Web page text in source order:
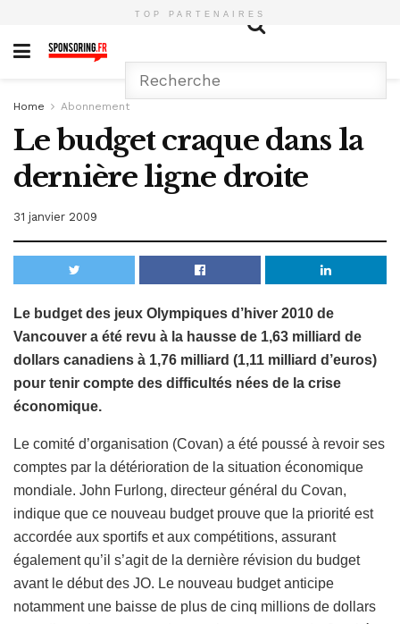
TOP PARTENAIRES
Home Abonnement
Le budget craque dans la
dernière ligne droite
31 janvier 2009
Le budget des jeux Olympiques d’hiver 2010 de
Vancouver a été revu à la hausse de 1,63 milliard de
dollars canadiens à 1,76 milliard (1,11 milliard d’euros)
pour tenir compte des difficultés nées de la crise
économique.
Le comité d’organisation (Covan) a été poussé à revoir ses
comptes par la détérioration de la situation économique
mondiale. John Furlong, directeur général du Covan,
indique que ce nouveau budget prouve que la priorité est
accordée aux sportifs et aux compétitions, assurant
également qu’il s’agit de la dernière révision du budget
avant le début des JO. Le nouveau budget anticipe
notamment une baisse de plus de cinq millions de dollars